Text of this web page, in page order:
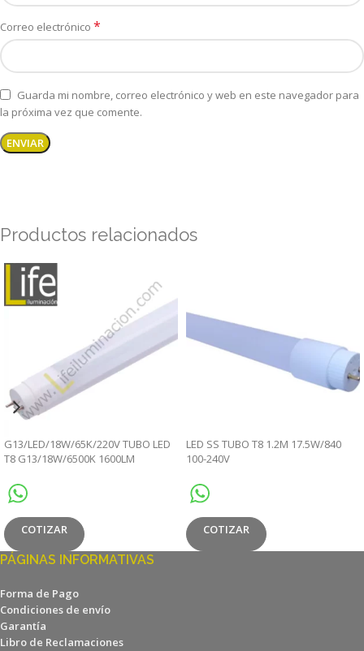
Correo electrónico *
Guarda mi nombre, correo electrónico y web en este navegador para
la próxima vez que comente.
Productos relacionados
G13/LED/18W/65K/220V TUBO LED
T8 G13/18W/6500K 1600LM
COTIZAR
LED SS TUBO T8 1.2M 17.5W/840
100-240V
COTIZAR
PÁGINAS INFORMATIVAS
Forma de Pago
Condiciones de envío
Garantía
Libro de Reclamaciones